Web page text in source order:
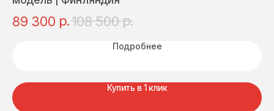
89 300 р.108 500 р.
Подробнее
Купить в 1 клик